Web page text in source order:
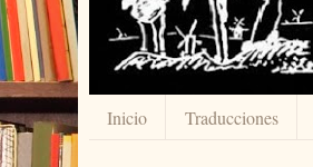
Inicio Traducciones